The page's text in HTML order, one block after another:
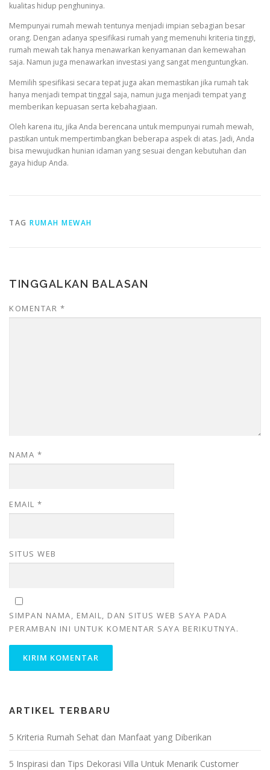
kualitas hidup penghuninya.
Mempunyai rumah mewah tentunya menjadi impian sebagian besar
orang. Dengan adanya spesifikasi rumah yang memenuhi kriteria tinggi,
rumah mewah tak hanya menawarkan kenyamanan dan kemewahan
saja. Namun juga menawarkan investasi yang sangat menguntungkan.
Memilih spesifikasi secara tepat juga akan memastikan jika rumah tak
hanya menjadi tempat tinggal saja, namun juga menjadi tempat yang
memberikan kepuasan serta kebahagiaan.
Oleh karena itu, jika Anda berencana untuk mempunyai rumah mewah,
pastikan untuk mempertimbangkan beberapa aspek di atas. Jadi, Anda
bisa mewujudkan hunian idaman yang sesuai dengan kebutuhan dan
gaya hidup Anda.
TAG RUMAH MEWAH
TINGGALKAN BALASAN
KOMENTAR *
NAMA *
EMAIL *
SITUS WEB
SIMPAN NAMA, EMAIL, DAN SITUS WEB SAYA PADA
PERAMBAN INI UNTUK KOMENTAR SAYA BERIKUTNYA.
ARTIKEL TERBARU
5 Kriteria Rumah Sehat dan Manfaat yang Diberikan
5 Inspirasi dan Tips Dekorasi Villa Untuk Menarik Customer